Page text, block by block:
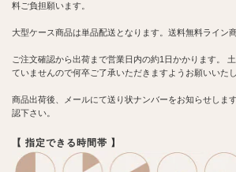
料ご負担願います。
大型ケース商品は単品配送となります。送料無料ライン
ご注文確認から出荷まで営業日内の約1日かかります。
ていませんので何卒ご了承いただきますようお願いいたし
商品出荷後、メールにて送り状ナンバーをお知らせしま
認下さい。
【 指定できる時間帯 】